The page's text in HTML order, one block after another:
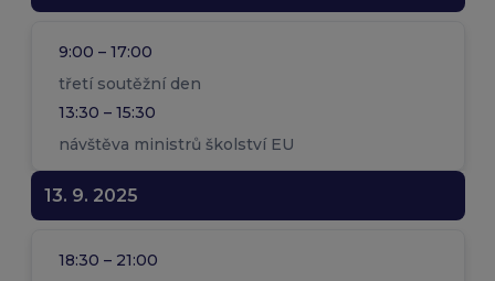
9:00 – 17:00
třetí soutěžní den
13:30 – 15:30
návštěva ministrů školství EU
13. 9. 2025
18:30 – 21:00